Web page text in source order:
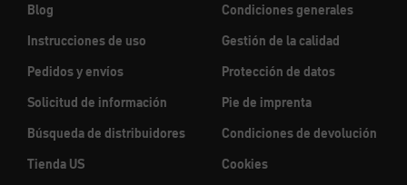
Blog
Instrucciones de uso
Pedidos y envíos
Solicitud de información
Búsqueda de distribuidores
Tienda US
Condiciones generales
Gestión de la calidad
Protección de datos
Pie de imprenta
Condiciones de devolución
Cookies